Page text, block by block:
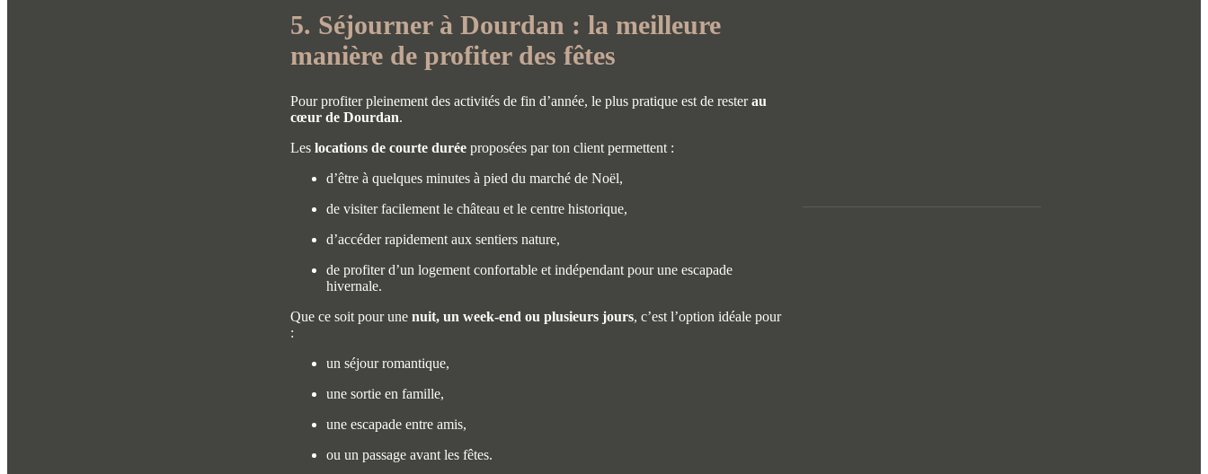
5. Séjourner à Dourdan : la meilleure
manière de profiter des fêtes
Pour profiter pleinement des activités de fin d’année, le plus pratique est de resterau
cœur de Dourdan.
Les locations de courte durée proposées par ton client permettent :
d’être à quelques minutes à pied du marché de Noël,
de visiter facilement le château et le centre historique,
d’accéder rapidement aux sentiers nature,
de profiter d’un logement confortable et indépendant pour une escapade
hivernale.
Que ce soit pour une nuit, un week-end ou plusieurs jours, c’est l’option idéale pour
:
un séjour romantique,
une sortie en famille,
une escapade entre amis,
ou un passage avant les fêtes.